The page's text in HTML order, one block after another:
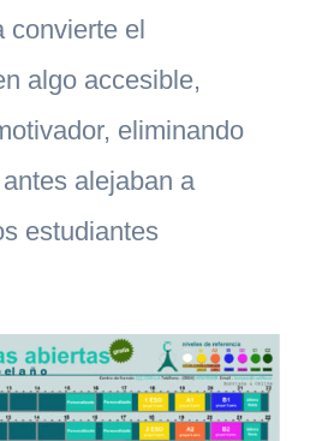
convierte el
algo accesible,
eliminando
alejaban a
estudiantes